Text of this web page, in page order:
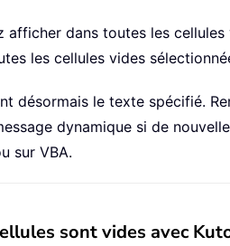
dans toutes les
les cellules vides
désormais le texte spécifié.
dynamique si de
sur VBA.
sont vides avec